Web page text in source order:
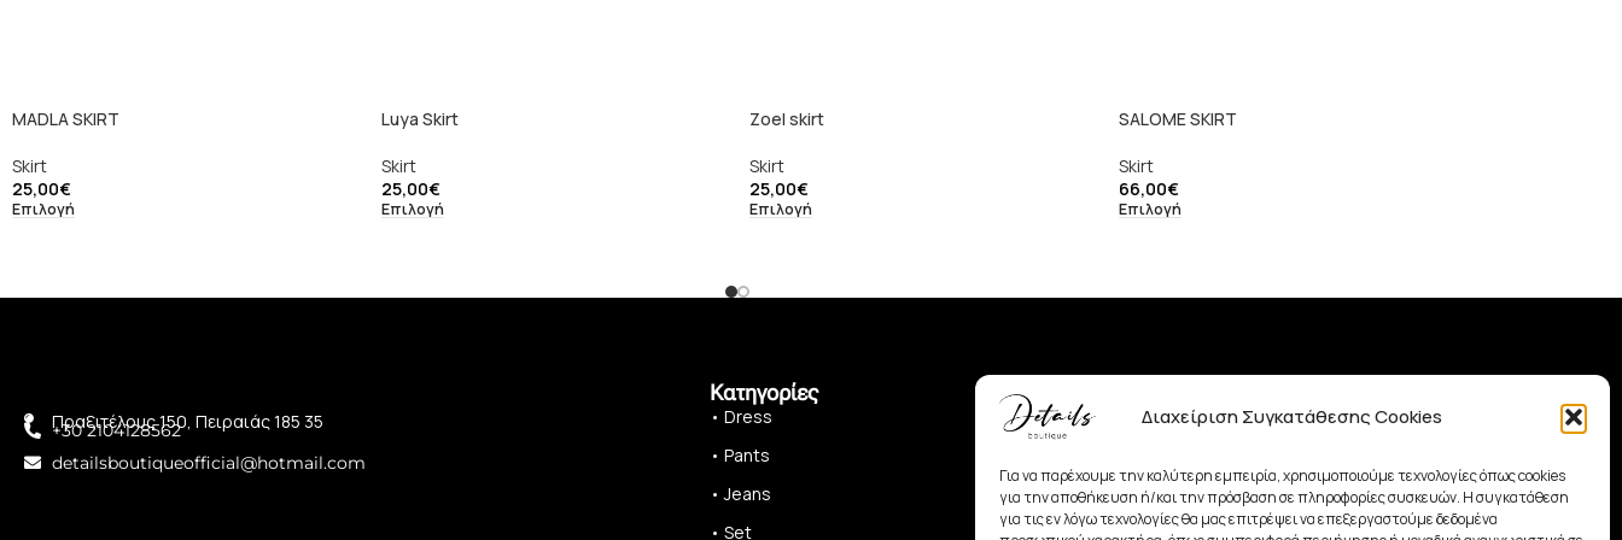
Διαχείριση Συγκατάθεσης Cookies
Για να παρέχουμε την καλύτερη εμπειρία, χρησιμοποιούμε τεχνολογίες όπως cookies
για την αποθήκευση ή/και την πρόσβαση σε πληροφορίες συσκευών. Η συγκατάθεση
για τις εν λόγω τεχνολογίες θα μας επιτρέψει να επεξεργαστούμε δεδομένα
MADLA SKIRT
Skirt
25,00€
Επιλογή
Luya Skirt
Skirt
25,00€
Επιλογή
Zoel skirt
Skirt
25,00€
Επιλογή
SALOME SKIRT
Skirt
66,00€
Επιλογή
Πραξιτέλους 150, Πειραιάς 185 35
+30 2104128562
detailsboutiqueofficial@hotmail.com
Κατηγορίες
• Dress
• Pants
• Jeans
• Set
• Shop
• Πολιτική Αλλαγών
• Πολιτική Απορρήτου